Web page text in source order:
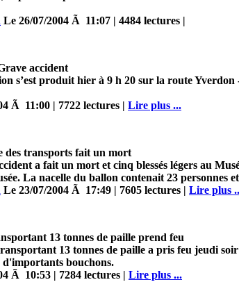
Le 26/07/2004 Ã 11:07 | 4484 lectures |
accident
s’est produit hier à 9 h 20 sur la route
Ã 11:00 | 7722 lectures | Lire plus ...
des transports fait un mort
a fait un mort et cinq blessés légers au
La nacelle du ballon contenait 23 personnes
Le 23/07/2004 Ã 17:49 | 7605 lectures | Lire plus
13 tonnes de paille prend feu
13 tonnes de paille a pris feu jeudi
d'importants bouchons.
Ã 10:53 | 7284 lectures | Lire plus ...